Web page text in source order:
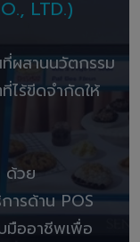
LTD.)
ที่ผสานนวัตกรรม
ไร้ขีดจำกัดให้
ด้วย
ารด้าน POS
มืออาชีพเพื่อ